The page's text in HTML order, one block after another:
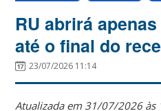
RU abrirá
até o final do
23/07/2026 11:14
Atualizada em 31/07/2026 às